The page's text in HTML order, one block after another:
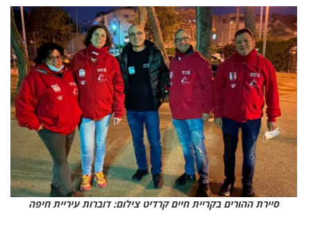
סיירת ההורים בקריית חיים קרדיט צילום: דוברות עיריית חיפה